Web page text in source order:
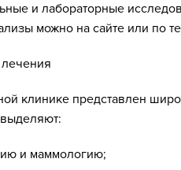
и лабораторные
можно на сайте или по
клинике представлен
и маммологию;